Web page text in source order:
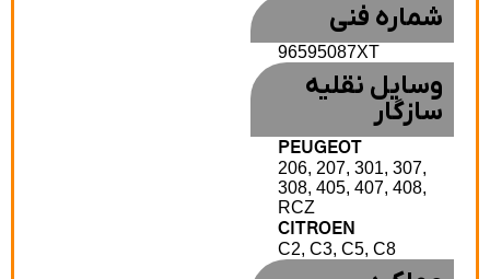
شماره فنی
96595087XT
وسایل نقلیه
سازگار
PEUGEOT
206, 207, 301, 307,
308, 405, 407, 408,
CITROEN
C2, C3, C5, C8